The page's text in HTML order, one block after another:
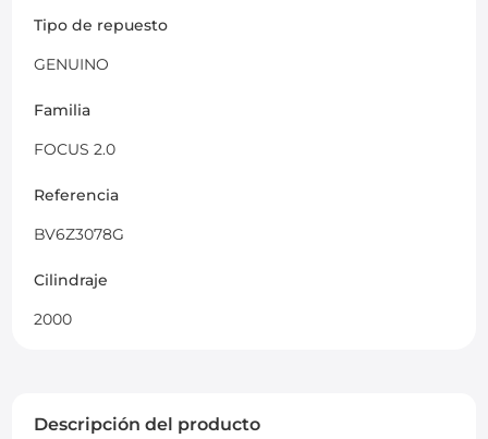
Tipo de repuesto
GENUINO
Familia
FOCUS 2.0
Referencia
BV6Z3078G
Cilindraje
2000
Descripción del producto